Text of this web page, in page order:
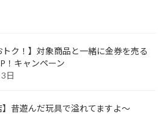
トク！】対象商品と一緒に金券を売る
！キャンペーン
日
】昔遊んだ玩具で溢れてますよ～